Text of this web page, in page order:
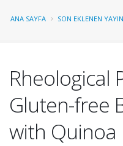
ANA SAYFA SON EKLENEN
Rheological
Gluten-free
with Quinoa